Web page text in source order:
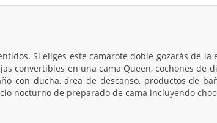
Si eliges este camarote doble gozarás de la
convertibles en una cama Queen, cochones de
con ducha, área de descanso, productos de
nocturno de preparado de cama incluyendo